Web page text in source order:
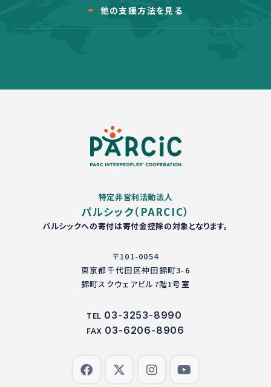
他の支援方法を見る
特定非営利活動法人
パルシック（PARCIC）
パルシックへの寄付は寄付金控除の対象となります。
〒101-0054
東京都千代田区神田錦町3-6
錦町スクウェアビル7階1号室
TEL 03-3253-8990
FAX 03-6206-8906